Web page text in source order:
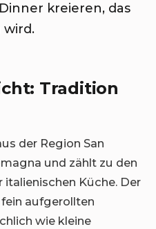
kreieren, das
wird.
Tradition
der Region San
und zählt zu den
italienischen Küche. Der
aufgerollten
wie kleine